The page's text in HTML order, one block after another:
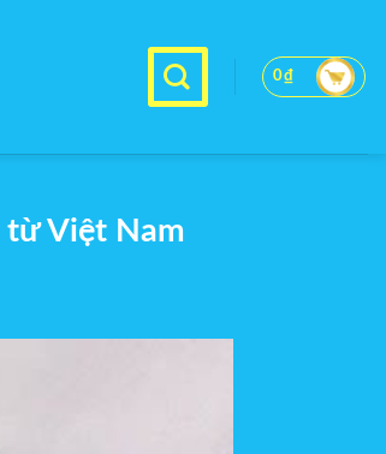
0₫
từ Việt Nam